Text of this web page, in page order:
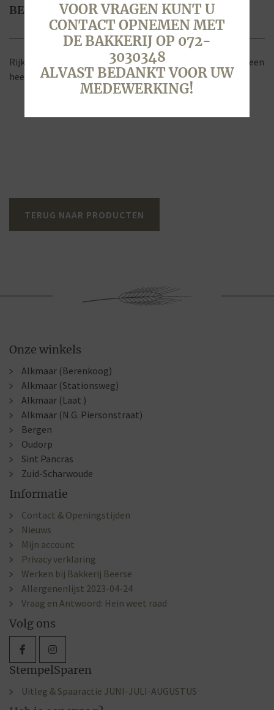
BESCHRIJVING
Rijk gevulde stol met rozijnen en krenten afgewerkt met een
heerlijke, feestelijke, gele fondant en amandelschaafsel
TERUG NAAR PRODUCTEN
Onze winkels
Alkmaar (Berenkoog)
Alkmaar (Stationsweg)
Alkmaar (Laat )
Alkmaar (N.G. Piersonstraat)
Bergen
Oudorp
Sint Pancras
Zuid-Scharwoude
Informatie
Contact & Openingstijden
Nieuws
Mijn account
Privacy verklaring
Werken bij Bakkerij Beerse
Allergenenlijst 2023-04-24
Vraag en Antwoord: Hein weet raad
Volg ons
StempelSparen
Uitleg & Spaaractie JUNI-JULI-AUGUSTUS
VOOR VRAGEN KUNT U
CONTACT OPNEMEN MET
DE BAKKERIJ OP 072-
3030348
ALVAST BEDANKT VOOR UW
MEDEWERKING!